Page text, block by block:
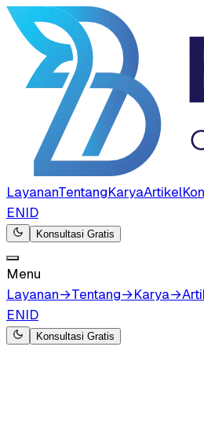
LayananTentangKaryaArtikel
ENID
Konsultasi Gratis
Menu
Layanan→Tentang→Karya→
ENID
Konsultasi Gratis